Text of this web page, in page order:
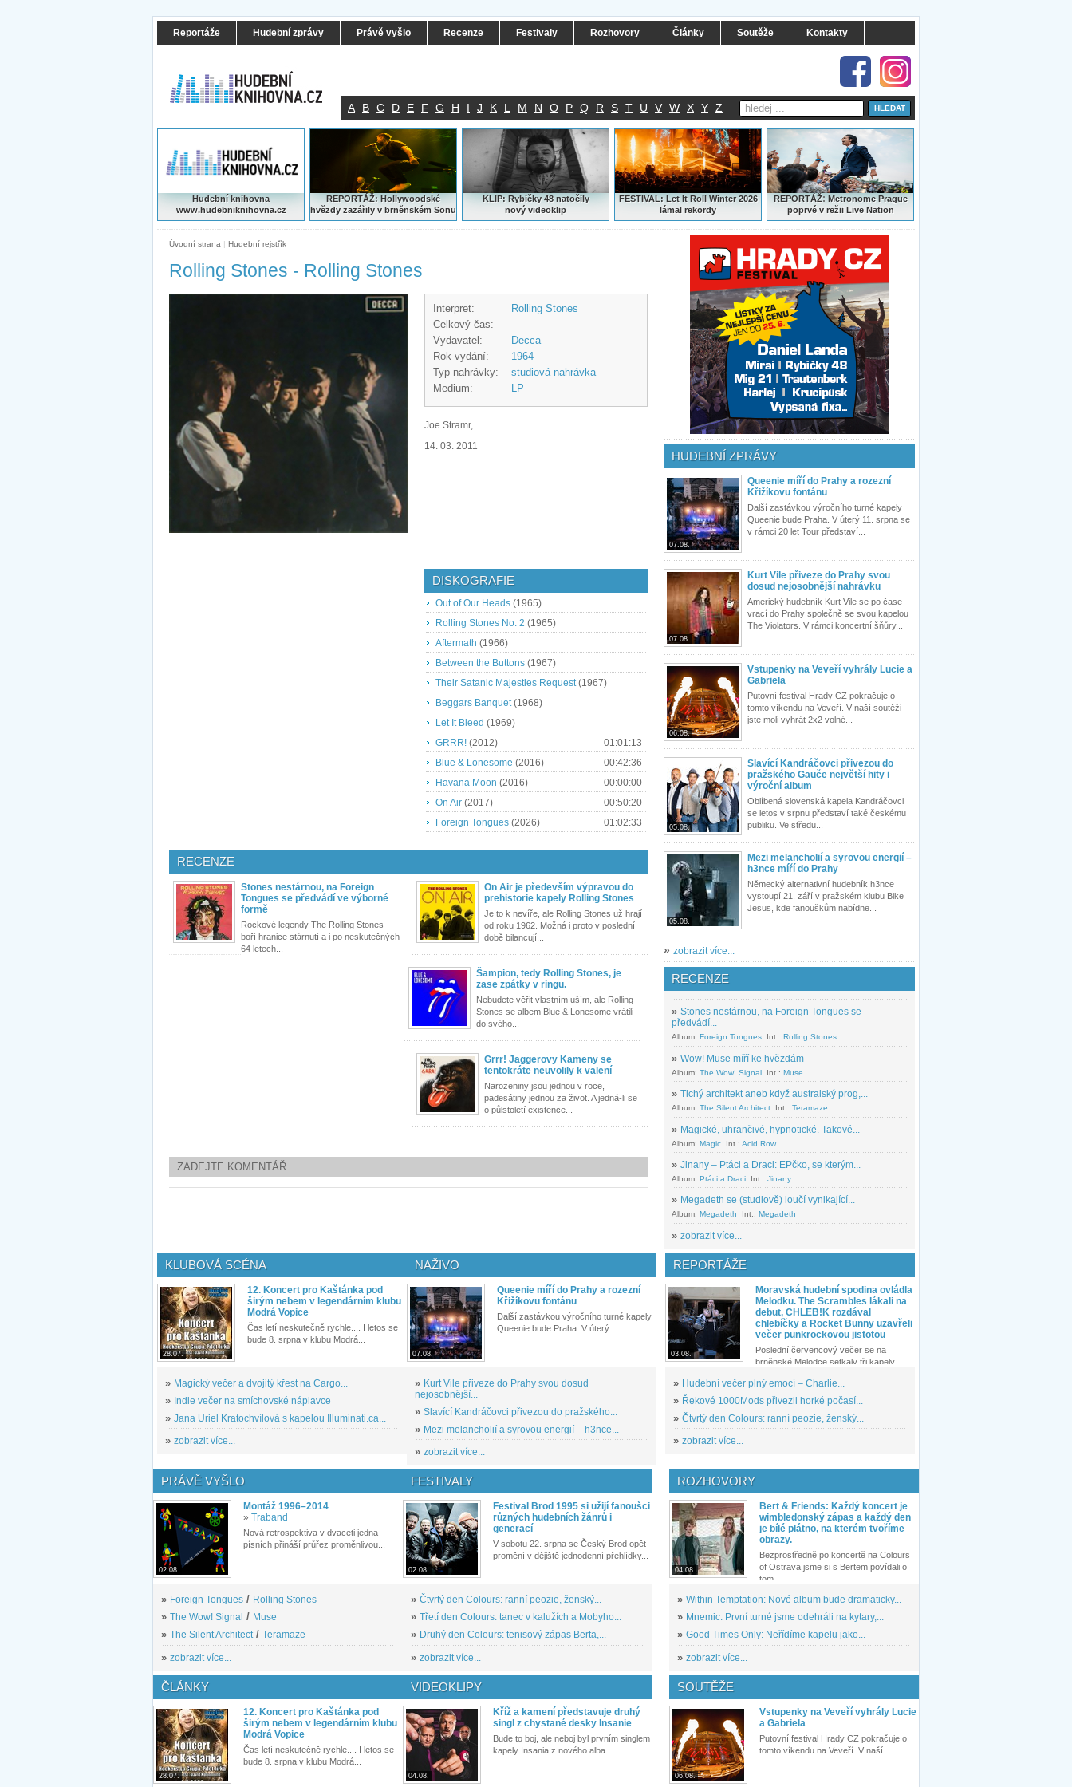
Reportáže Hudební zprávy Právě vyšlo Recenze Festivaly Rozhovory Články Soutěže Kontakty
A B C D E F G H I J K L M N O P Q R S T U V W X Y Z
Hudební knihovna
www.hudebniknihovna.cz
REPORTÁŽ: Hollywoodské
hvězdy zazářily v brněnském Sonu
KLIP: Rybičky 48 natočily
nový videoklip
FESTIVAL: Let It Roll Winter 2026
lámal rekordy
REPORTÁŽ:Metronome Prague
poprvé v režii Live Nation
Úvodní strana | Hudební rejstřík
Rolling Stones - Rolling Stones
Interpret:
Rolling Stones
Celkový čas:
Vydavatel:
Decca
Rok vydání:
1964
Typ nahrávky:
studiová nahrávka
Medium:
LP
Joe Stramr,
14. 03. 2011
DISKOGRAFIE
Out of Our Heads (1965)
Rolling Stones No. 2 (1965)
Aftermath (1966)
Between the Buttons (1967)
Their Satanic Majesties Request(1967)
Beggars Banquet(1968)
Let It Bleed (1969)
GRRR! (2012)
01:01:13
Blue & Lonesome (2016)
00:42:36
Havana Moon (2016)
00:00:00
On Air (2017)
00:50:20
Foreign Tongues (2026) 01:02:33
RECENZE
Stones nestárnou, na Foreign
Tongues se předvádí ve výborné
formě
Rockové legendy The Rolling Stones
boří hranice stárnutí a i po neskutečných
64 letech...
On Air je především výpravou do
prehistorie kapely Rolling Stones
Je to k nevíře, ale Rolling Stones už hrají
od roku 1962. Možná i proto v poslední
době bilancují...
Šampion, tedy Rolling Stones, je
zase zpátky v ringu.
Nebudete věřit vlastním uším, ale Rolling
Stones se albem Blue & Lonesome vrátili
do svého...
Grrr! Jaggerovy Kameny se
tentokráte neuvolily k valení
Narozeniny jsou jednou v roce,
padesátiny jednou za život. A jedná-li se
o půlstoletí existence...
ZADEJTE KOMENTÁŘ
HUDEBNÍ ZPRÁVY
07.08.
Queenie míří do Prahy a rozezní
Křižíkovu fontánu
Další zastávkou výročního turné kapely
Queenie bude Praha. V úterý 11. srpna se
v rámci 20 let Tour představí...
07.08.
Kurt Vile přiveze do Prahy svou
dosud nejosobnější nahrávku
Americký hudebník Kurt Vile se po čase
vrací do Prahy společně se svou kapelou
The Violators. V rámci koncertní šňůry...
06.08.
Vstupenky na Veveří vyhrály Lucie a
Gabriela
Putovní festival Hrady CZ pokračuje o
tomto víkendu na Veveří. V naší soutěži
jste moli vyhrát 2x2 volné...
05.08.
Slavící Kandráčovci přivezou do
pražského Gauče největší hity i
výroční album
Oblíbená slovenská kapela Kandráčovci
se letos v srpnu představí také českému
publiku. Ve středu...
05.08.
Mezi melancholií a syrovou energií –
h3nce míří do Prahy
Německý alternativní hudebník h3nce
vystoupí 21. září v pražském klubu Bike
Jesus, kde fanouškům nabídne...
» zobrazit více...
RECENZE
» Stones nestárnou, na Foreign Tongues se
předvádí...
Album: Foreign Tongues Int.: Rolling Stones
» Wow! Muse míří ke hvězdám
Album: The Wow! Signal Int.: Muse
» Tichý architekt aneb když australský prog,...
Album: The Silent Architect Int.: Teramaze
» Magické, uhrančivé, hypnotické. Takové...
Album: Magic Int.: Acid Row
» Jinany – Ptáci a Draci: EPčko, se kterým...
Album: Ptáci a Draci Int.: Jinany
» Megadeth se (studiově) loučí vynikající...
Album: Megadeth Int.: Megadeth
» zobrazit více...
KLUBOVÁ SCÉNA
28.07.
12. Koncert pro Kaštánka pod
širým nebem v legendárním klubu
Modrá Vopice
Čas letí neskutečně rychle.... I letos se
bude 8. srpna v klubu Modrá...
» Magický večer a dvojitý křest na Cargo...
» Indie večer na smíchovské náplavce
» Jana Uriel Kratochvílová s kapelou Illuminati.ca...
» zobrazit více...
NAŽIVO
07.08.
Queenie míří do Prahy a rozezní
Křižíkovu fontánu
Další zastávkou výročního turné kapely
Queenie bude Praha. V úterý...
» Kurt Vile přiveze do Prahy svou dosud
nejosobnější...
» Slavící Kandráčovci přivezou do pražského...
» Mezi melancholií a syrovou energií – h3nce...
» zobrazit více...
REPORTÁŽE
03.08.
Moravská hudební spodina ovládla
Melodku. The Scrambles lákali na
debut, CHLEB!K rozdával
chlebíčky a Rocket Bunny uzavřeli
večer punkrockovou jistotou
Poslední červencový večer se na
brněnské Melodce setkaly tři kapely...
» Hudební večer plný emocí – Charlie...
» Řekové 1000Mods přivezli horké počasí...
» Čtvrtý den Colours: ranní peozie, ženský...
» zobrazit více...
PRÁVĚ VYŠLO
02.08.
Montáž 1996–2014
» Traband
Nová retrospektiva v dvaceti jedna
písních přináší průřez proměnlivou...
» Foreign Tongues / Rolling Stones
» The Wow! Signal / Muse
» The Silent Architect/ Teramaze
» zobrazit více...
FESTIVALY
02.08.
Festival Brod 1995 si užijí fanoušci
různých hudebních žánrů i
generací
V sobotu 22. srpna se Český Brod opět
promění v dějiště jednodenní přehlídky...
» Čtvrtý den Colours: ranní peozie, ženský...
» Třetí den Colours: tanec v kalužích a Mobyho...
» Druhý den Colours: tenisový zápas Berta,...
» zobrazit více...
ROZHOVORY
04.08.
Bert & Friends: Každý koncert je
wimbledonský zápas a každý den
je bílé plátno, na kterém tvoříme
obrazy.
Bezprostředně po koncertě na Colours
of Ostrava jsme si s Bertem povídali o
tom,...
» Within Temptation: Nové album bude dramaticky...
» Mnemic: První turné jsme odehráli na kytary,...
» Good Times Only: Neřídíme kapelu jako...
» zobrazit více...
ČLÁNKY
28.07.
12. Koncert pro Kaštánka pod
širým nebem v legendárním klubu
Modrá Vopice
Čas letí neskutečně rychle.... I letos se
bude 8. srpna v klubu Modrá...
VIDEOKLIPY
04.08.
Kříž a kamení představuje druhý
singl z chystané desky Insanie
Bude to boj, ale neboj byl prvním singlem
kapely Insania z nového alba...
SOUTĚŽE
06.08.
Vstupenky na Veveří vyhrály Lucie
a Gabriela
Putovní festival Hrady CZ pokračuje o
tomto víkendu na Veveří. V naší...